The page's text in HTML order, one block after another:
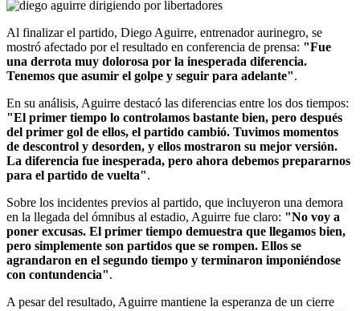
Al finalizar el partido, Diego Aguirre, entrenador aurinegro, se
mostró afectado por el resultado en conferencia de prensa: "Fue
una derrota muy dolorosa por la inesperada diferencia.
Tenemos que asumir el golpe y seguir para adelante".
En su análisis, Aguirre destacó las diferencias entre los dos tiempos:
"El primer tiempo lo controlamos bastante bien, pero después
del primer gol de ellos, el partido cambió. Tuvimos momentos
de descontrol y desorden, y ellos mostraron su mejor versión.
La diferencia fue inesperada, pero ahora debemos prepararnos
para el partido de vuelta".
Sobre los incidentes previos al partido, que incluyeron una demora
en la llegada del ómnibus al estadio, Aguirre fue claro: "No voy a
poner excusas. El primer tiempo demuestra que llegamos bien,
pero simplemente son partidos que se rompen. Ellos se
agrandaron en el segundo tiempo y terminaron imponiéndose
con contundencia".
A pesar del resultado, Aguirre mantiene la esperanza de un cierre